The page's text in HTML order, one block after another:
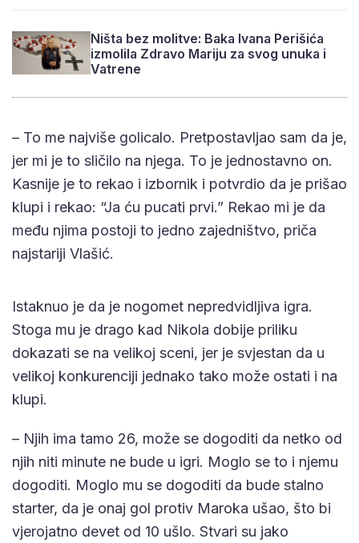
Ništa bez molitve: Baka Ivana Perišića
izmolila Zdravo Mariju za svog unuka i
Vatrene
– To me najviše golicalo. Pretpostavljao sam da je,
jer mi je to sličilo na njega. To je jednostavno on.
Kasnije je to rekao i izbornik i potvrdio da je prišao
klupi i rekao: “Ja ću pucati prvi.” Rekao mi je da
među njima postoji to jedno zajedništvo, priča
najstariji Vlašić.
Istaknuo je da je nogomet nepredvidljiva igra.
Stoga mu je drago kad Nikola dobije priliku
dokazati se na velikoj sceni, jer je svjestan da u
velikoj konkurenciji jednako tako može ostati i na
klupi.
– Njih ima tamo 26, može se dogoditi da netko od
njih niti minute ne bude u igri. Moglo se to i njemu
dogoditi. Moglo mu se dogoditi da bude stalno
starter, da je onaj gol protiv Maroka ušao, što bi
vjerojatno devet od 10 ušlo. Stvari su jako